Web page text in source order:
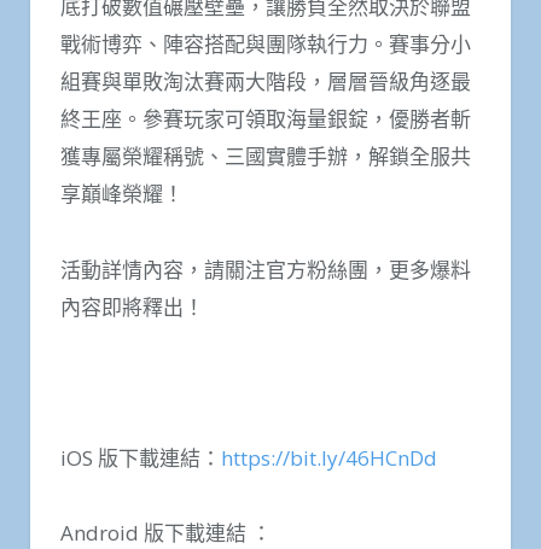
底打破數值碾壓壁壘，讓勝負全然取決於聯盟
戰術博弈、陣容搭配與團隊執行力。賽事分小
組賽與單敗淘汰賽兩大階段，層層晉級角逐最
終王座。參賽玩家可領取海量銀錠，優勝者斬
獲專屬榮耀稱號、三國實體手辦，解鎖全服共
享巔峰榮耀！
活動詳情內容，請關注官方粉絲團，更多爆料
內容即將釋出！
iOS 版下載連結： https://bit.ly/46HCnDd
Android 版下載連結 ：